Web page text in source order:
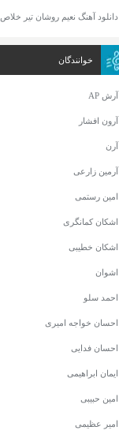
دانلود آهنگ نعیم روشان تیر خلاص
خوانندگان
آرش AP
آرون افشار
آرن
آرمین زارعی
امین رستمی
اشکان کمانگری
اشکان خطیبی
اشوان
احمد سلو
احسان خواجه امیری
احسان فدایی
ایمان ابراهیمی
امین حبیبی
امیر عظیمی